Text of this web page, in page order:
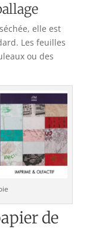
elle est
Les feuilles
ou des
de